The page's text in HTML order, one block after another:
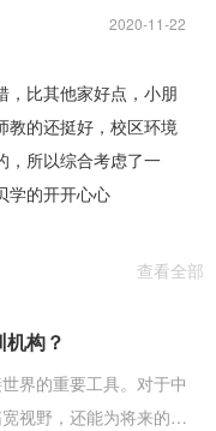
2020-11-22
，比其他家好点，小朋
教的还挺好，校区环境
，所以综合考虑了一
学的开开心心
查看全部
构？
界的重要工具。对于中
视野，还能为将来的学